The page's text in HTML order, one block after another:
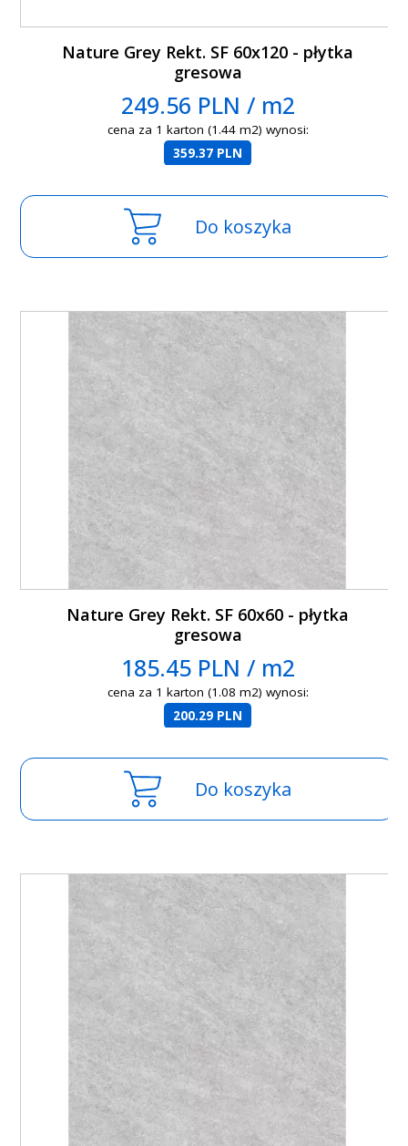
Nature Grey Rekt. SF 60x120 - płytka
gresowa
249.56 PLN / m2
cena za 1 karton (1.44 m2) wynosi:
359.37 PLN
Do koszyka
Nature Grey Rekt. SF 60x60 - płytka
gresowa
185.45 PLN / m2
cena za 1 karton (1.08 m2) wynosi:
200.29 PLN
Do koszyka